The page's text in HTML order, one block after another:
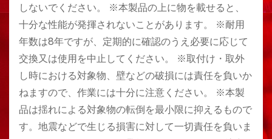
しないでください。 ※本製品の上に物を載せると、
十分な性能が発揮されないことがあります。 ※耐用
年数は8年ですが、定期的に確認のうえ必要に応じて
交換又は使用を中止してください。 ※取付け・取外
し時における対象物、壁などの破損には責任を負いか
ねますので、作業には十分に注意ください。 ※本製
品は揺れによる対象物の転倒を最小限に抑えるもので
す。地震などで生じる損害に対して一切責任を負いま